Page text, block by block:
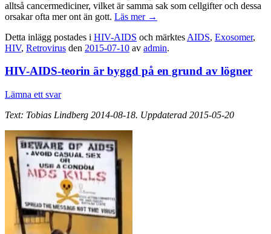
alltså cancermediciner, vilket är samma sak som cellgifter och dessa
orsakar ofta mer ont än gott. Läs mer →
Detta inlägg postades i HIV-AIDS och märktes AIDS, Exosomer,
HIV, Retrovirus den 2015-07-10 av admin.
HIV-AIDS-teorin är byggd på en grund av lögner
Lämna ett svar
Text: Tobias Lindberg 2014-08-18. Uppdaterad 2015-05-20